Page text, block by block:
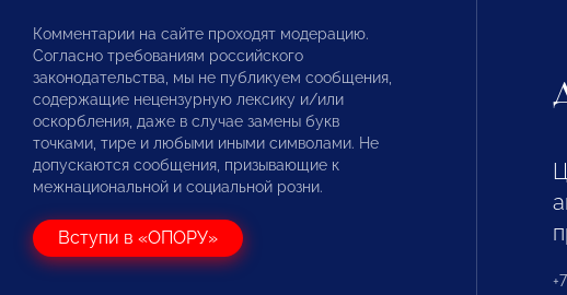
Комментарии на сайте проходят модерацию.
Согласно требованиям российского
законодательства, мы не публикуем сообщения,
содержащие нецензурную лексику и/или
оскорбления, даже в случае замены букв
точками, тире и любыми иными символами. Не
допускаются сообщения, призывающие к
межнациональной и социальной розни.
Вступи в «ОПОРУ»